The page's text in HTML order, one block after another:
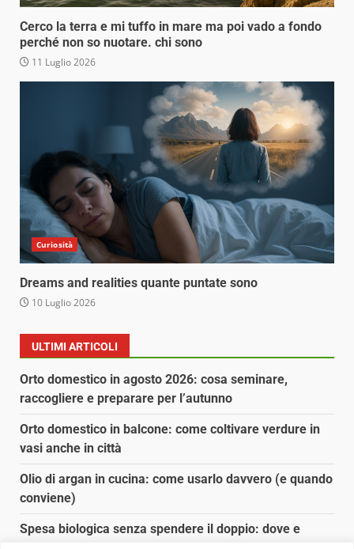
Cerco la terra e mi tuffo in mare ma poi vado a fondo
perché non so nuotare. chi sono
11 Luglio 2026
Curiosità
Dreams and realities quante puntate sono
10 Luglio 2026
ULTIMI ARTICOLI
Orto domestico in agosto 2026: cosa seminare,
raccogliere e preparare per l’autunno
Orto domestico in balcone: come coltivare verdure in
vasi anche in città
Olio di argan in cucina: come usarlo davvero (e quando
conviene)
Spesa biologica senza spendere il doppio: dove e